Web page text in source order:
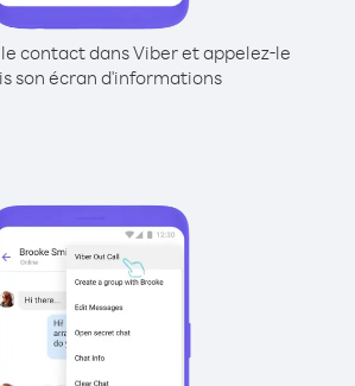
contact dans Viber et appelez-le
son écran d'informations